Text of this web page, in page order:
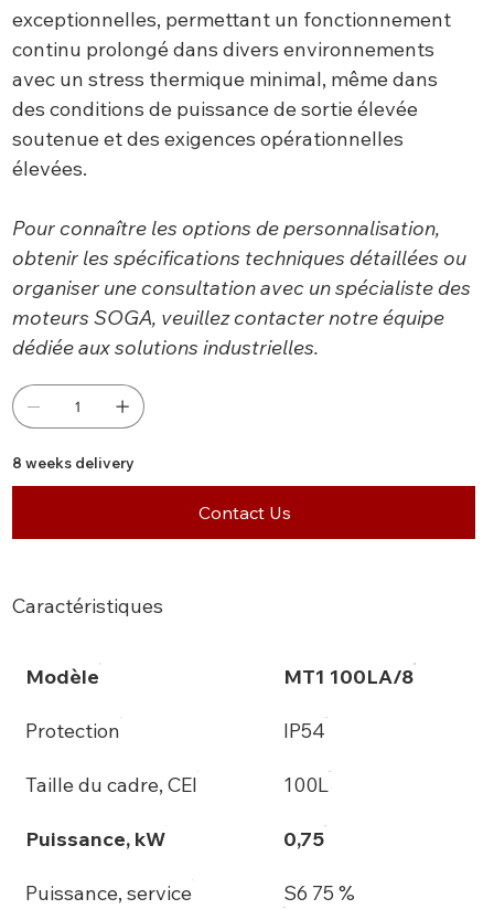
exceptionnelles, permettant un fonctionnement
continu prolongé dans divers environnements
avec un stress thermique minimal, même dans
des conditions de puissance de sortie élevée
soutenue et des exigences opérationnelles
élevées.
Pour connaître les options de personnalisation,
obtenir les spécifications techniques détaillées ou
organiser une consultation avec un spécialiste des
moteurs SOGA, veuillez contacter notre équipe
dédiée aux solutions industrielles.
8 weeks delivery
Contact Us
Caractéristiques
Modèle MT1 100LA/8
Protection IP54
Taille du cadre, CEI 100L
Puissance, kW 0,75
Puissance, service S6 75 %